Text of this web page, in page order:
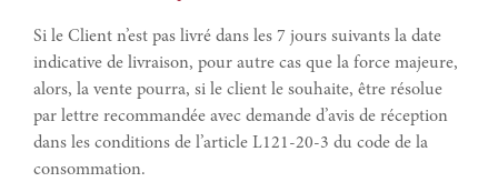
Si le Client n’est pas livré dans les 7 jours suivants la date
indicative de livraison, pour autre cas que la force majeure,
alors, la vente pourra, si le client le souhaite, être résolue
par lettre recommandée avec demande d’avis de réception
dans les conditions de l’article L121-20-3 du code de la
consommation.